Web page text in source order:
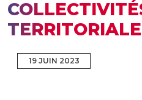
19 JUIN 2023